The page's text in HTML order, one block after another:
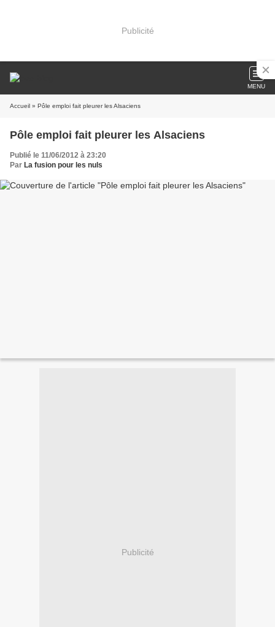
Publicité
MENU
Accueil » Pôle emploi fait pleurer les Alsaciens
Pôle emploi fait pleurer les Alsaciens
Publié le 11/06/2012 à 23:20
Par La fusion pour les nuls
Publicité